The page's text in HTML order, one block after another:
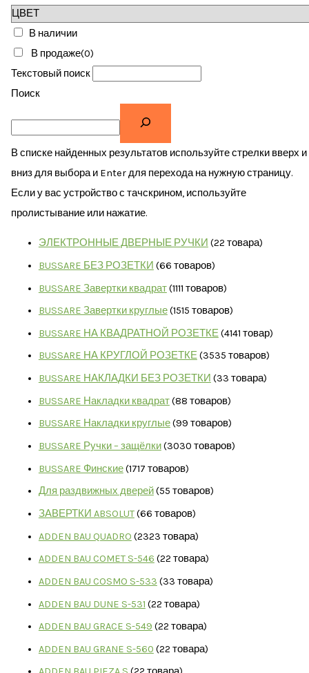
В наличии
В продаже(0)
Текстовый поиск
Поиск
В списке найденных результатов используйте стрелки вверх и
вниз для выбора и Enter для перехода на нужную страницу.
Если у вас устройство с тачскрином, используйте
пролистывание или нажатие.
ЭЛЕКТРОННЫЕ ДВЕРНЫЕ РУЧКИ 22 товара
BUSSARE БЕЗ РОЗЕТКИ 66 товаров
BUSSARE Завертки квадрат 1111 товаров
BUSSARE Завертки круглые 1515 товаров
BUSSARE НА КВАДРАТНОЙ РОЗЕТКЕ 4141 товар
BUSSARE НА КРУГЛОЙ РОЗЕТКЕ 3535 товаров
BUSSARE НАКЛАДКИ БЕЗ РОЗЕТКИ 33 товара
BUSSARE Накладки квадрат 88 товаров
BUSSARE Накладки круглые 99 товаров
BUSSARE Ручки – защёлки 3030 товаров
BUSSARE Финские 1717 товаров
Для раздвижных дверей 55 товаров
ЗАВЕРТКИ ABSOLUT 66 товаров
ADDEN BAU QUADRO 2323 товара
ADDEN BAU COMET S-546 22 товара
ADDEN BAU COSMO S-533 33 товара
ADDEN BAU DUNE S-531 22 товара
ADDEN BAU GRACE S-549 22 товара
ADDEN BAU GRANE S-560 22 товара